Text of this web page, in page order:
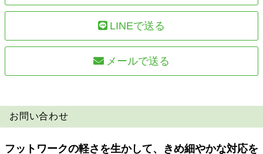
LINEで送る
メールで送る
お問い合わせ
フットワークの軽さを生かして、きめ細やかな対応を